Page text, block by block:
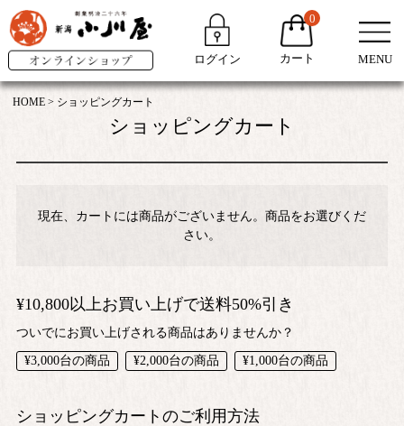
ログイン
0
カート MENU
HOME ショッピングカート
ショッピングカート
現在、カートには商品がございません。商品をお選びくだ
さい。
¥10,800以上お買い上げで送料50%引き
ついでにお買い上げされる商品はありませんか？
¥3,000台の商品 ¥2,000台の商品 ¥1,000台の商品
ショッピングカートのご利用方法